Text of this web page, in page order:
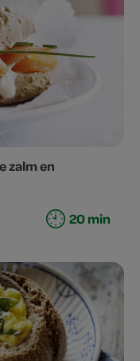
zalm en
20 min